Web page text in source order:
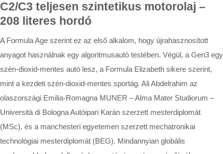
C2/C3 teljesen szintetikus motorolaj –
208 literes hordó
A Formula Age szerint ez az első alkalom, hogy újrahasznosított
anyagot használnak egy algoritmusautó testében. Végül, a Gen3 egy
szén-dioxid-mentes autó lesz, a Formula Elizabeth sikere szerint,
mint a kezdeti szén-dioxid-mentes sportág. Ali Abdelrahim az
olaszországi Emilia-Romagna MUNER – Alma Mater Studiorum –
Università di Bologna Autóipari Karán szerzett mesterdiplomát
(MSc), és a manchesteri egyetemen szerzett mechatronikai
technológiai mesterdiplomát (BEG). Mindannyian globális